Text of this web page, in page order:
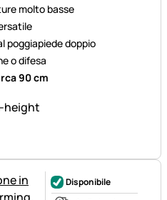
molto basse
poggiapiede doppio
o difesa
90 cm
Disponibile